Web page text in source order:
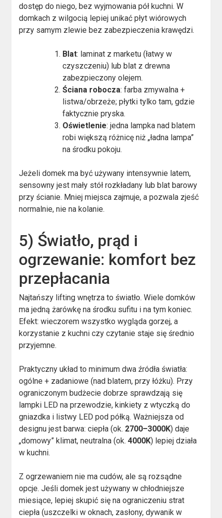
dostęp do niego, bez wyjmowania pół kuchni. W
domkach z wilgocią lepiej unikać płyt wiórowych
przy samym zlewie bez zabezpieczenia krawędzi.
Blat: laminat z marketu (łatwy w
czyszczeniu) lub blat z drewna
zabezpieczony olejem.
Ściana robocza: farba zmywalna +
listwa/obrzeże; płytki tylko tam, gdzie
faktycznie pryska.
Oświetlenie: jedna lampka nad blatem
robi większą różnicę niż „ładna lampa”
na środku pokoju.
Jeżeli domek ma być używany intensywnie latem,
sensowny jest mały stół rozkładany lub blat barowy
przy ścianie. Mniej miejsca zajmuje, a pozwala zjeść
normalnie, nie na kolanie.
5) Światło, prąd i
ogrzewanie: komfort bez
przepłacania
Najtańszy lifting wnętrza to światło. Wiele domków
ma jedną żarówkę na środku sufitu i na tym koniec.
Efekt: wieczorem wszystko wygląda gorzej, a
korzystanie z kuchni czy czytanie staje się średnio
przyjemne.
Praktyczny układ to minimum dwa źródła światła:
ogólne + zadaniowe (nad blatem, przy łóżku). Przy
ograniczonym budżecie dobrze sprawdzają się
lampki LED na przewodzie, kinkiety z wtyczką do
gniazdka i listwy LED pod półką. Ważniejsza od
designu jest barwa: ciepła (ok. 2700–3000K) daje
„domowy” klimat, neutralna (ok.4000K) lepiej działa
w kuchni.
Z ogrzewaniem nie ma cudów, ale są rozsądne
opcje. Jeśli domek jest używany w chłodniejsze
miesiące, lepiej skupić się na ograniczeniu strat
ciepła (uszczelki w oknach, zasłony, dywanik w